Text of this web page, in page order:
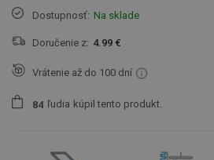
Dostupnosť: Na sklade
Doručenie z: 4.99 €
Vrátenie až do 100 dní
84 ľudia kúpil tento produkt.